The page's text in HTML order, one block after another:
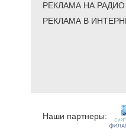
РЕКЛАМА НА РАДИО
РЕКЛАМА В
Наши партнеры: